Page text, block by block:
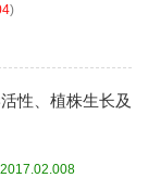
)
性、植株生长及